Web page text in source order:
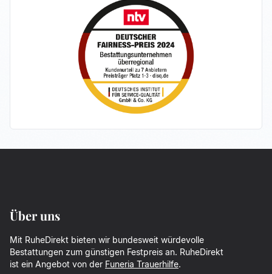
Über uns
Mit RuheDirekt bieten wir bundesweit würdevolle
Bestattungen zum günstigen Festpreis an. RuheDirekt
ist ein Angebot von der Funeria Trauerhilfe.